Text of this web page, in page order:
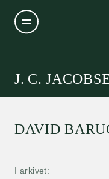
J. C.
I arkivet
DAVID